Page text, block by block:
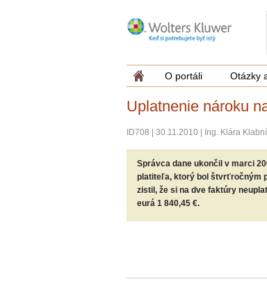
O portáli Otázky
Uplatnenie nároku
ID708 30.11.2010 Ing. Klára
Správca dane ukončil v marci
platiteľa, ktorý bol štvrťročným
zistil, že si na dve faktúry
eurá 1 840,45 €.